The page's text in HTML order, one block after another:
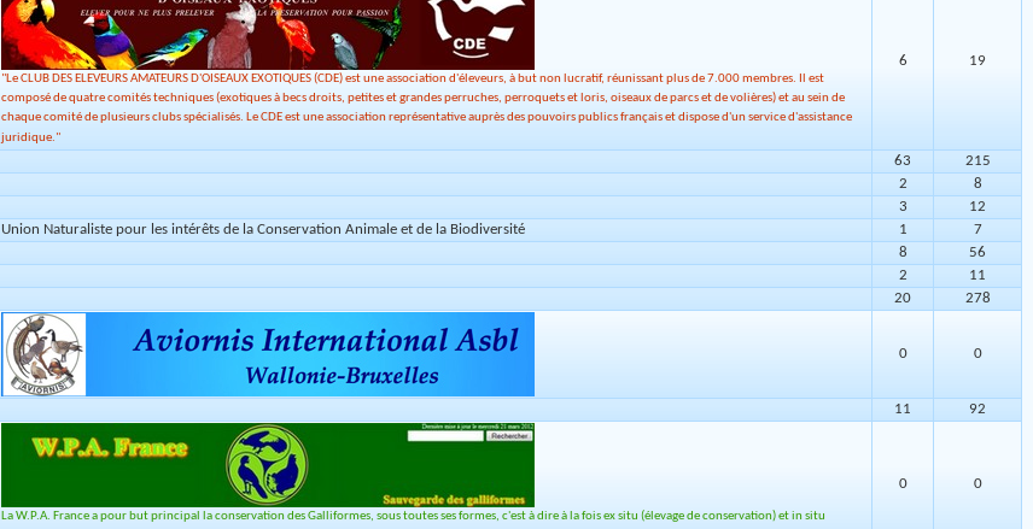
"Le CLUB DES ELEVEURS AMATEURS D'OISEAUX EXOTIQUES (CDE) est une association d'éleveurs, à but non lucratif, réunissant plus de 7.000 membres. Il est
composé de quatre comités techniques (exotiques à becs droits, petites et grandes perruches, perroquets et loris, oiseaux de parcs et de volières) et au sein de
chaque comité de plusieurs clubs spécialisés. Le CDE est une association représentative auprès des pouvoirs publics français et dispose d'un service d'assistance
juridique."
6 19
63
215
2
8
3
12
Union Naturaliste pour les intérêts de la Conservation Animale et de la Biodiversité 1
7
8
56
2
11
20 278
0 0
11 92
La W.P.A. France a pour but principal la conservation des Galliformes, sous toutes ses formes, c'est à dire à la fois ex situ (élevage de conservation) et in situ
0 0